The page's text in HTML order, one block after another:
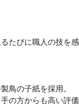
たびに職人の技を感
鳥の子紙を採用。
の方からも高い評価